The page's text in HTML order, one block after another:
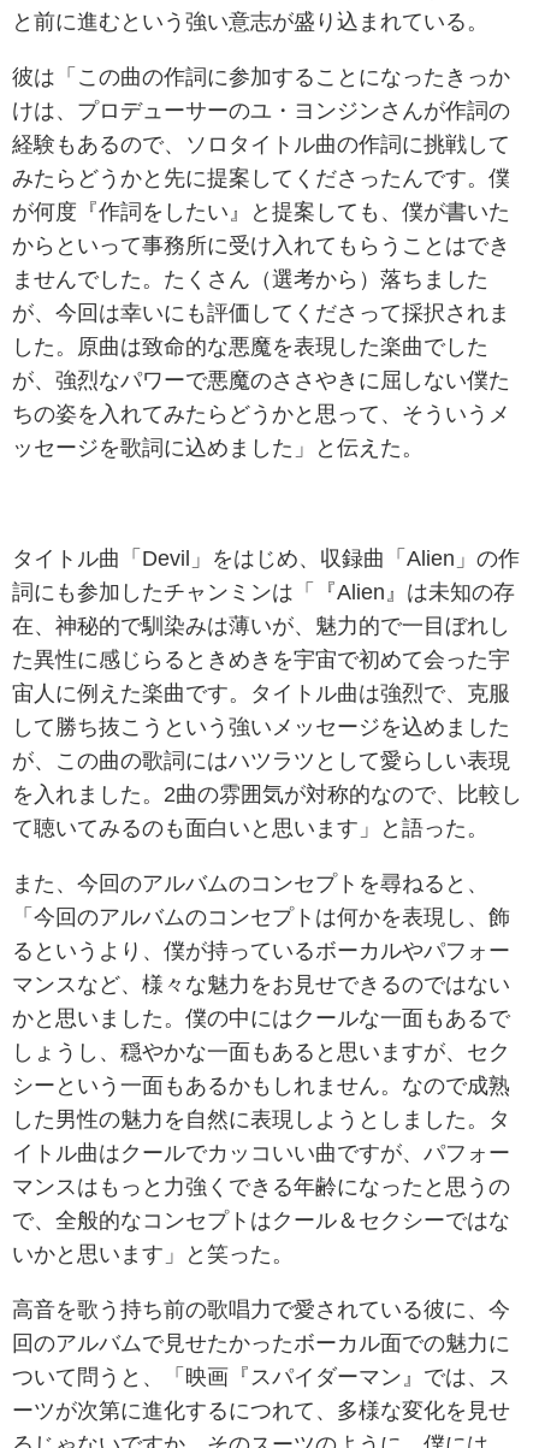
と前に進むという強い意志が盛り込まれている。
彼は「この曲の作詞に参加することになったきっか
けは、プロデューサーのユ・ヨンジンさんが作詞の
経験もあるので、ソロタイトル曲の作詞に挑戦して
みたらどうかと先に提案してくださったんです。僕
が何度『作詞をしたい』と提案しても、僕が書いた
からといって事務所に受け入れてもらうことはでき
ませんでした。たくさん（選考から）落ちました
が、今回は幸いにも評価してくださって採択されま
した。原曲は致命的な悪魔を表現した楽曲でした
が、強烈なパワーで悪魔のささやきに屈しない僕た
ちの姿を入れてみたらどうかと思って、そういうメ
ッセージを歌詞に込めました」と伝えた。
タイトル曲「Devil」をはじめ、収録曲「Alien」の作
詞にも参加したチャンミンは「『Alien』は未知の存
在、神秘的で馴染みは薄いが、魅力的で一目ぼれし
た異性に感じらるときめきを宇宙で初めて会った宇
宙人に例えた楽曲です。タイトル曲は強烈で、克服
して勝ち抜こうという強いメッセージを込めました
が、この曲の歌詞にはハツラツとして愛らしい表現
を入れました。2曲の雰囲気が対称的なので、比較し
て聴いてみるのも面白いと思います」と語った。
また、今回のアルバムのコンセプトを尋ねると、
「今回のアルバムのコンセプトは何かを表現し、飾
るというより、僕が持っているボーカルやパフォー
マンスなど、様々な魅力をお見せできるのではない
かと思いました。僕の中にはクールな一面もあるで
しょうし、穏やかな一面もあると思いますが、セク
シーという一面もあるかもしれません。なので成熟
した男性の魅力を自然に表現しようとしました。タ
イトル曲はクールでカッコいい曲ですが、パフォー
マンスはもっと力強くできる年齢になったと思うの
で、全般的なコンセプトはクール＆セクシーではな
いかと思います」と笑った。
高音を歌う持ち前の歌唱力で愛されている彼に、今
回のアルバムで見せたかったボーカル面での魅力に
ついて問うと、「映画『スパイダーマン』では、ス
ーツが次第に進化するにつれて、多様な変化を見せ